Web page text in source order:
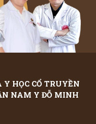
HỌC CỔ TRUYỀN
NAM Y ĐỖ MINH